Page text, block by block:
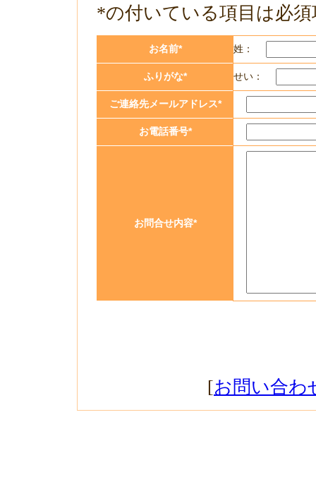
*の付いている項目は必
お名前* 姓：
ふりがな* せい：
ご連絡先メールアドレス*
お電話番号*
お問合せ内容*
[お問い合わ